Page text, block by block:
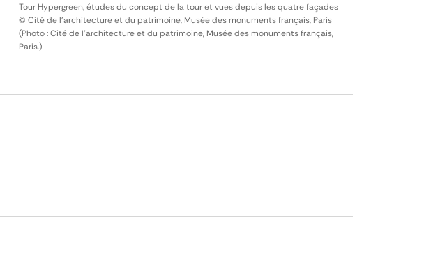
Tour Hypergreen, études du concept de la tour et vues depuis les quatre façades
© Cité de l'architecture et du patrimoine, Musée des monuments français, Paris
(Photo : Cité de l'architecture et du patrimoine, Musée des monuments français,
Paris.)